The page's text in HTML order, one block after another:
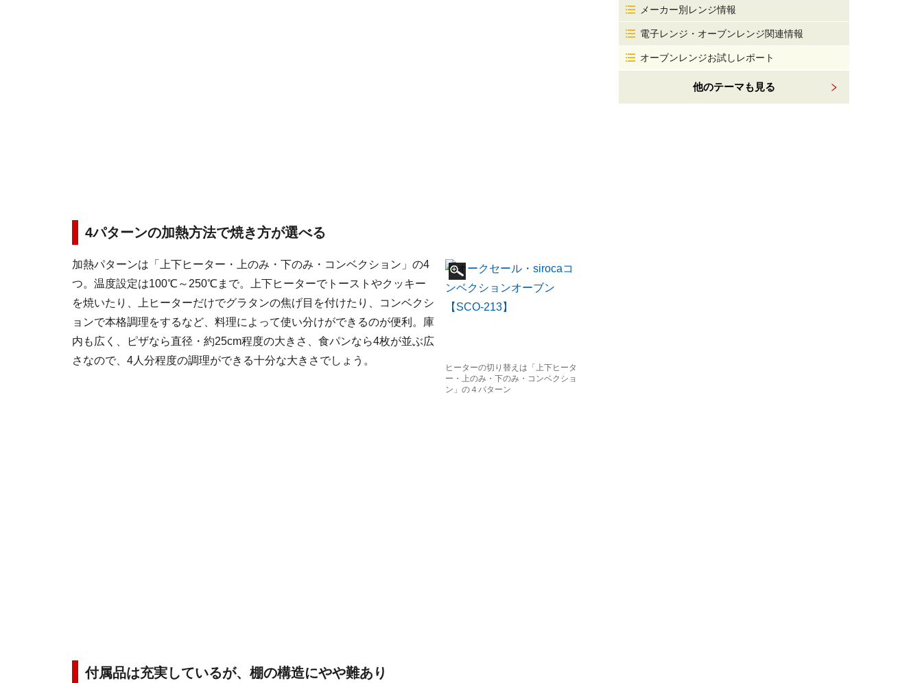
4パターンの加熱方法で焼き方が選べる
ヒーターの切り替えは「上下ヒータ
ー・上のみ・下のみ・コンベクショ
ン」の４パターン
加熱パターンは「上下ヒーター・上のみ・下のみ・コンベクション」の4
つ。温度設定は100℃～250℃まで。上下ヒーターでトーストやクッキー
を焼いたり、上ヒーターだけでグラタンの焦げ目を付けたり、コンベクシ
ョンで本格調理をするなど、料理によって使い分けができるのが便利。庫
内も広く、ピザなら直径・約25cm程度の大きさ、食パンなら4枚が並ぶ広
さなので、4人分程度の調理ができる十分な大きさでしょう。
付属品は充実しているが、棚の構造にやや難あり
メーカー別レンジ情報
電子レンジ・オーブンレンジ関連情報
オーブンレンジお試しレポート
他のテーマも見る